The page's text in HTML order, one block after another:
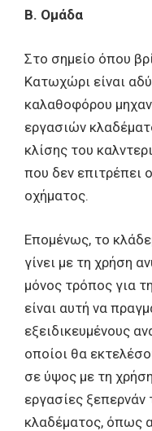
Β. Ομάδα
Στο σημείο όπου
Κατωχώρι είναι
καλαθοφόρου
εργασιών
κλίσης του
που δεν επιτρέπει
οχήματος.
Επομένως, το
γίνει με τη χρήση
μόνος τρόπος για
είναι αυτή να
εξειδικευμένους
οποίοι θα
σε ύψος με τη
εργασίες ξεπερνάν
κλαδέματος, όπως